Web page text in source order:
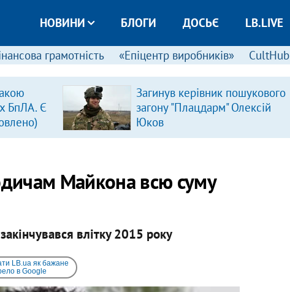
НОВИНИ БЛОГИ ДОСЬЄ LB.LIVE
грамотність «Епіцентр виробників» CultHub
БпЛА. Є
Загинув керівник пошукового
загону "Плацдарм" Олексій
Юков
Майкона всю суму
влітку 2015 року
LB.ua як бажане
в Google